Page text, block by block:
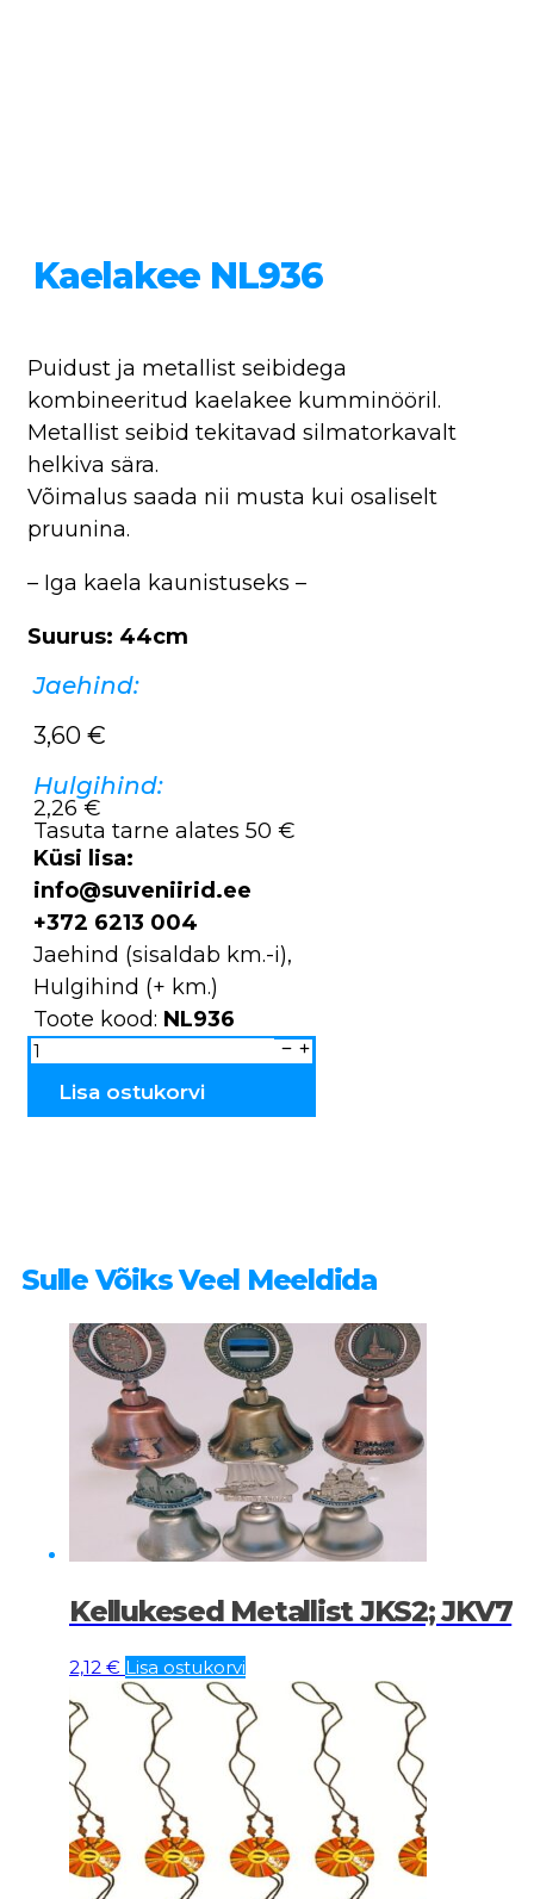
Kaelakee NL936
Puidust ja metallist seibidega
kombineeritud kaelakee kumminööril.
Metallist seibid tekitavad silmatorkavalt
helkiva sära.
Võimalus saada nii musta kui osaliselt
pruunina.
– Iga kaela kaunistuseks –
Suurus: 44cm
Jaehind:
3,60 €
Hulgihind:
2,26 €
Tasuta tarne alates 50 €
Küsi lisa:
info@suveniirid.ee
+372 6213 004
Jaehind (sisaldab km.-i),
Hulgihind (+ km.)
Toote kood: NL936
Kaelakee
NL936
kogus
Lisa ostukorvi
Sulle Võiks Veel Meeldida
Kellukesed Metallist JKS2; JKV7
2,12 € Lisa ostukorvi